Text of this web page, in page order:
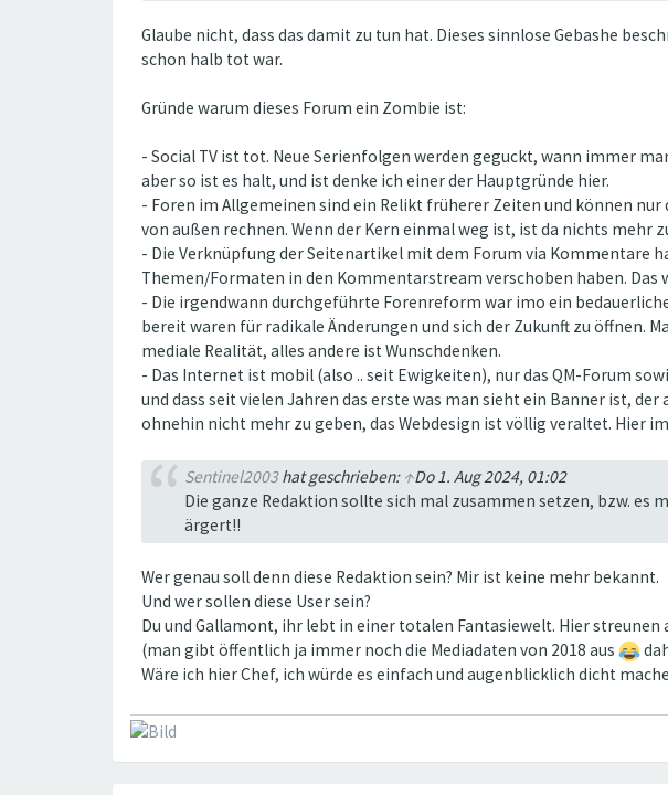
Glaube nicht, dass das damit zu tun hat. Dieses sinnlose Gebashe
schon halb tot war.
Gründe warum dieses Forum ein Zombie ist:
- Social TV ist tot. Neue Serienfolgen werden geguckt, wann immer
aber so ist es halt, und ist denke ich einer der Hauptgründe hier.
- Foren im Allgemeinen sind ein Relikt früherer Zeiten und können
von außen rechnen. Wenn der Kern einmal weg ist, ist da nichts mehr
- Die Verknüpfung der Seitenartikel mit dem Forum via Kommentare
Themen/Formaten in den Kommentarstream verschoben haben.
- Die irgendwann durchgeführte Forenreform war imo ein
bereit waren für radikale Änderungen und sich der Zukunft zu öffnen.
mediale Realität, alles andere ist Wunschdenken.
- Das Internet ist mobil (also .. seit Ewigkeiten), nur das QM-Forum
und dass seit vielen Jahren das erste was man sieht ein Banner ist,
ohnehin nicht mehr zu geben, das Webdesign ist völlig veraltet. Hier
Sentinel2003hat geschrieben: ↑Do 1. Aug 2024, 01:02
Die ganze Redaktion sollte sich mal zusammen setzen, bzw. es
ärgert!!
Wer genau soll denn diese Redaktion sein? Mir ist keine mehr bekannt.
Und wer sollen diese User sein?
Du und Gallamont, ihr lebt in einer totalen Fantasiewelt. Hier
(man gibt öffentlich ja immer noch die Mediadaten von 2018 aus
Wäre ich hier Chef, ich würde es einfach und augenblicklich dicht